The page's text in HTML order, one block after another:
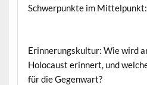
Schwerpunkte im Mittelpunkt:
Erinnerungskultur: Wie wird
Holocaust erinnert, und
für die Gegenwart?